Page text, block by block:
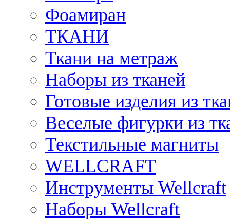
Фоамиран
ТКАНИ
Ткани на метраж
Наборы из тканей
Готовые изделия из
Веселые фигурки из
Текстильные магниты
WELLCRAFT
Инструменты Wellcraft
Наборы Wellcraft